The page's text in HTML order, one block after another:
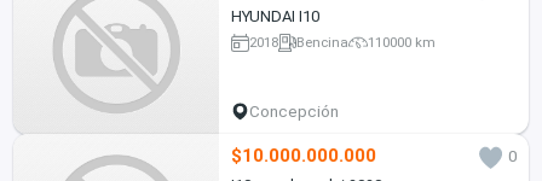
HYUNDAI I10
2018 Bencina 110000 km
Concepción
$10.000.000.000
0